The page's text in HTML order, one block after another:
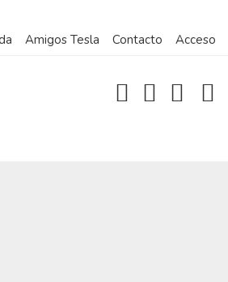
Amigos Tesla Contacto Acceso